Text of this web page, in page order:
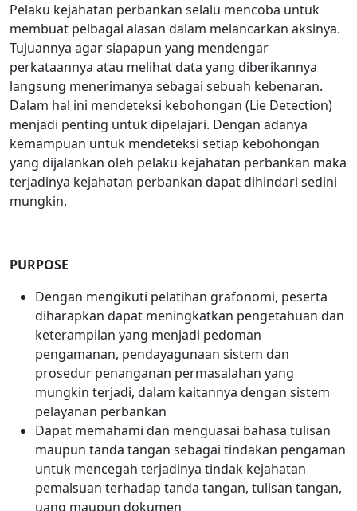
Pelaku kejahatan perbankan selalu mencoba untuk
membuat pelbagai alasan dalam melancarkan aksinya.
Tujuannya agar siapapun yang mendengar
perkataannya atau melihat data yang diberikannya
langsung menerimanya sebagai sebuah kebenaran.
Dalam hal ini mendeteksi kebohongan (Lie Detection)
menjadi penting untuk dipelajari. Dengan adanya
kemampuan untuk mendeteksi setiap kebohongan
yang dijalankan oleh pelaku kejahatan perbankan maka
terjadinya kejahatan perbankan dapat dihindari sedini
mungkin.
PURPOSE
Dengan mengikuti pelatihan grafonomi, peserta
diharapkan dapat meningkatkan pengetahuan dan
keterampilan yang menjadi pedoman
pengamanan, pendayagunaan sistem dan
prosedur penanganan permasalahan yang
mungkin terjadi, dalam kaitannya dengan sistem
pelayanan perbankan
Dapat memahami dan menguasai bahasa tulisan
maupun tanda tangan sebagai tindakan pengaman
untuk mencegah terjadinya tindak kejahatan
pemalsuan terhadap tanda tangan, tulisan tangan,
uang maupun dokumen